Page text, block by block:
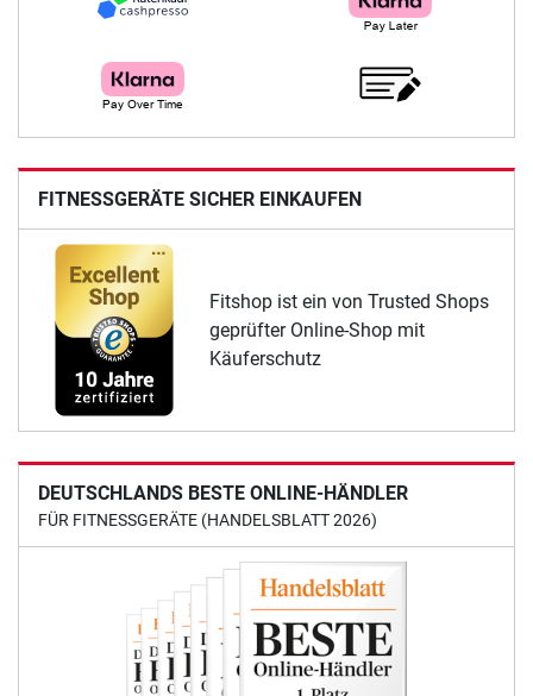
FITNESSGERÄTE SICHER EINKAUFEN
Fitshop ist ein von Trusted Shops
geprüfter Online-Shop mit
Käuferschutz
DEUTSCHLANDS BESTE ONLINE-HÄNDLER
FÜR FITNESSGERÄTE (HANDELSBLATT 2026)